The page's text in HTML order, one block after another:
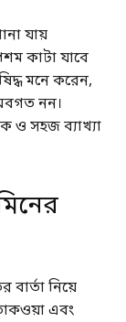
যায়
কাটা যাবে
মনে করেন,
নন।
ও সহজ ব্যাখ্যা
নিয়ে
এবং